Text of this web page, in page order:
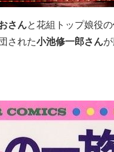
さんと花組トップ娘役の
された小池修一郎さん